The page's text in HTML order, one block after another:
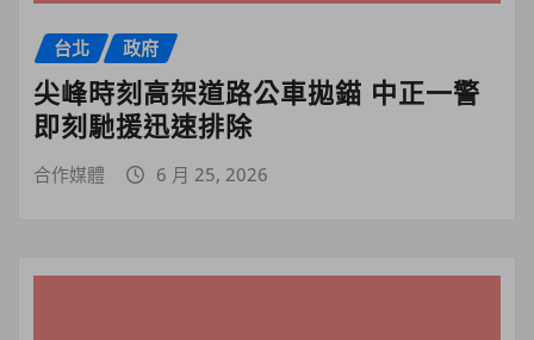
台北 政府
尖峰時刻高架道路公車拋錨 中正一警
即刻馳援迅速排除
合作媒體 6 月 25, 2026